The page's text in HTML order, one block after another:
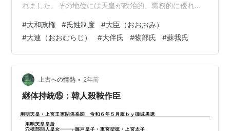
れました。その地位には天皇が政治的、職務的に優れた
（むらじ）を持つ氏族の最有力者が就きます。 臣（お
み）と連（むらじ）を持つ氏族の職分に違いがありまし
た。連（むらじ）の姓（かばね）は特定の職務をもって
奉仕する集団で、連の氏族は宮廷（朝廷）に付属し、大
王（天皇)に隷属的に強く結びついていました。軍事氏族
で有力者の大伴氏と物部氏は大和政権の中枢部の大連…
#大和政権 #氏姓制度 #大臣（おおおみ）
#大連（おおむらじ） #大伴氏 #物部氏 #蘇我氏
上古への情熱 • 2年前
継体持統⑮：韓人殺鞍作臣